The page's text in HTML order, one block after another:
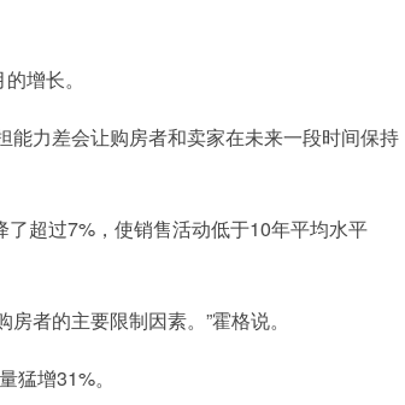
增长。
能力差会让购房者和卖家在未来一段时间保持
超过7%，使销售活动低于10年平均水平
者的主要限制因素。”霍格说。
增31%。